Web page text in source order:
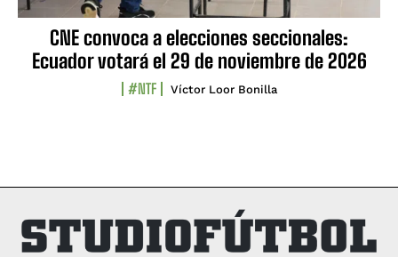
CNE convoca a elecciones seccionales:
Ecuador votará el 29 de noviembre de 2026
#NTF Víctor Loor Bonilla